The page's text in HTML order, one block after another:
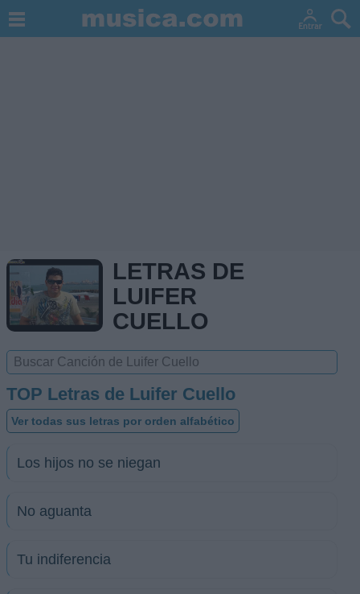
LETRAS DE
LUIFER
CUELLO
TOP Letras de Luifer Cuello
Ver todas sus letras por orden alfabético
Los hijos no se niegan
No aguanta
Tu indiferencia